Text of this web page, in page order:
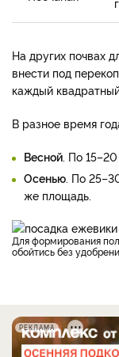
На других почвах
внести под
каждый
В разное время
Весной. По 15–20
Осенью. По
же площадь.
Для формирования полноценного урожая на скудных почвах не
обойтись без
РЕКЛАМА